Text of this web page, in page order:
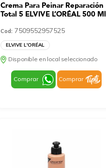
Crema Para Peinar Reparación
Total 5 ELVIVE L’ORÉAL 500 Ml
Cod: 7509552957525
ELVIVE L'ORÉAL
Disponible en local seleccionado
Comprar Comprar